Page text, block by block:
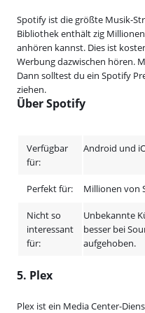
Spotify ist die größte Musik-
Bibliothek enthält zig
anhören kannst. Dies ist
Werbung dazwischen hören.
Dann solltest du ein Spotify
ziehen.
Über Spotify
Verfügbar
für:
Android und
Perfekt für: Millionen von
Nicht so
interessant
für:
Unbekannte
besser bei
aufgehoben.
5. Plex
Plex ist ein Media Center-